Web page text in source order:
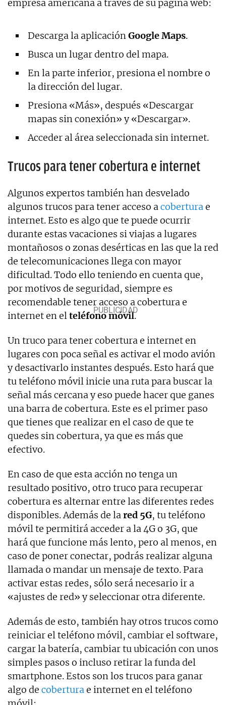
empresa americana a través de su página web:
Descarga la aplicaciónGoogle Maps.
Busca un lugar dentro del mapa.
En la parte inferior, presiona el nombre o
la dirección del lugar.
Presiona «Más», después «Descargar
mapas sin conexión» y «Descargar».
Acceder al área seleccionada sin internet.
Trucos para tener cobertura e internet
Algunos expertos también han desvelado
algunos trucos para tener acceso acoberturae
internet. Esto es algo que te puede ocurrir
durante estas vacaciones si viajas a lugares
montañosos o zonas desérticas en las que la red
de telecomunicaciones llega con mayor
dificultad. Todo ello teniendo en cuenta que,
por motivos de seguridad, siempre es
recomendable tener acceso a cobertura e
internet en elteléfono móvil.
Un truco para tener cobertura e internet en
lugares con poca señal es activar el modo avión
y desactivarlo instantes después. Esto hará que
tu teléfono móvil inicie una ruta para buscar la
señal más cercana y eso puede hacer que ganes
una barra de cobertura. Este es el primer paso
que tienes que realizar en el caso de que te
quedes sin cobertura, ya que es más que
efectivo.
En caso de que esta acción no tenga un
resultado positivo, otro truco para recuperar
cobertura es alternar entre las diferentes redes
disponibles. Además de lared 5G, tu teléfono
móvil te permitirá acceder a la 4G o 3G, que
hará que funcione más lento, pero al menos, en
caso de poner conectar, podrás realizar alguna
llamada o mandar un mensaje de texto. Para
activar estas redes, sólo será necesario ir a
«ajustes de red» y seleccionar otra diferente.
Además de esto, también hay otros trucos como
reiniciar el teléfono móvil, cambiar el software,
cargar la batería, cambiar tu ubicación con unos
simples pasos o incluso retirar la funda del
smartphone. Estos son los trucos para ganar
algo de coberturae internet en el teléfono